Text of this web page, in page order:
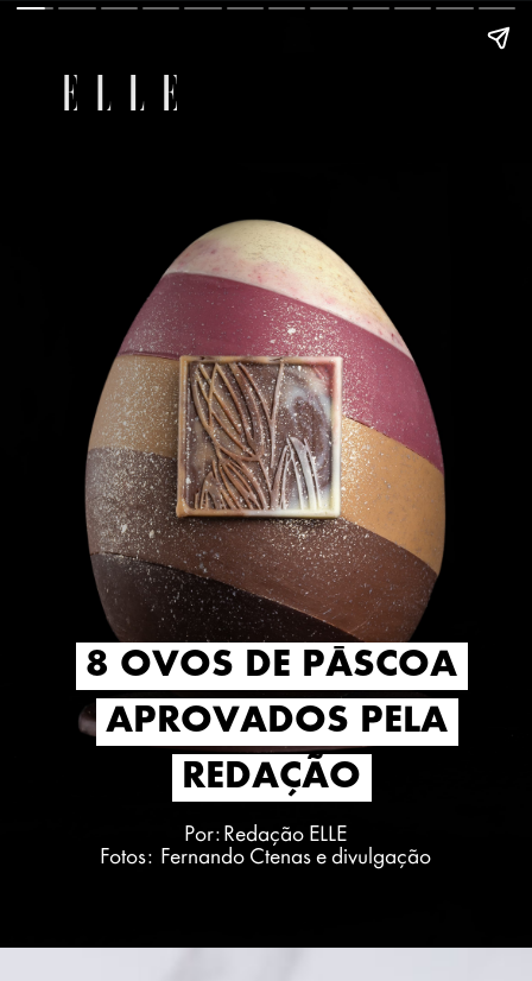
8 OVOS DE PÁSCOA
APROVADOS PELA
REDAÇÃO
8 OVOS DE PÁSCOA
APROVADOS PELA
REDAÇÃO
Por: Redação ELLE
Fotos: Fernando Ctenas e divulgação